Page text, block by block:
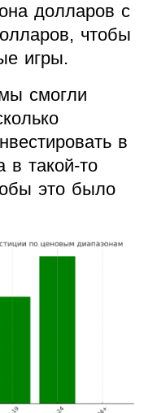
долларов с
чтобы
игры.
смогли
в
в такой-то
это было